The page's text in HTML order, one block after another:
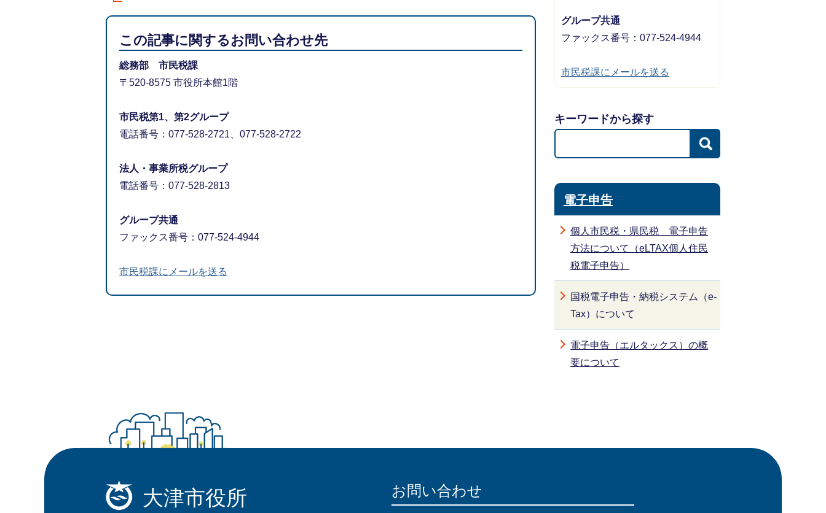
この記事に関するお問い合わせ先
総務部 市民税課
〒520-8575 市役所本館1階
市民税第1、第2グループ
電話番号：077-528-2721、077-528-2722
法人・事業所税グループ
電話番号：077-528-2813
グループ共通
ファックス番号：077-524-4944
市民税課にメールを送る
グループ共通
ファックス番号：077-524-4944
市民税課にメールを送る
キーワードから探す
電子申告
個人市民税・県民税 電子申告
方法について（eLTAX個人住民
税電子申告）
国税電子申告・納税システム（e-
Tax）について
電子申告（エルタックス）の概
要について
大津市役所 お問い合わせ